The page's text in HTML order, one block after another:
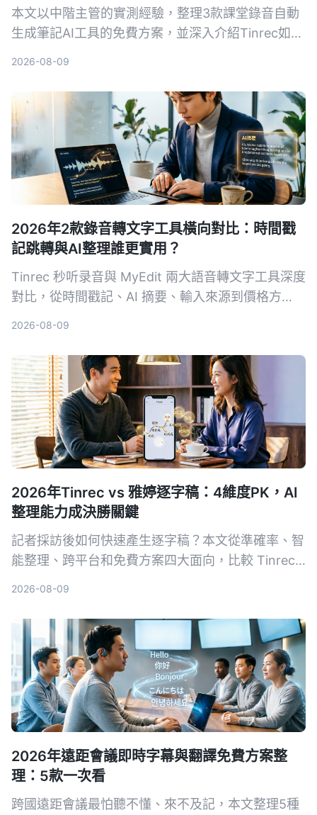
本文以中階主管的實測經驗，整理3款課堂錄音自動
生成筆記AI工具的免費方案，並深入介紹Tinrec如何
2026-08-09
2026年2款錄音轉文字工具橫向對比：時間戳
記跳轉與AI整理誰更實用？
Tinrec 秒听录音與 MyEdit 兩大語音轉文字工具深度
對比，從時間戳記、AI 摘要、輸入來源到價格方
2026-08-09
2026年Tinrec vs 雅婷逐字稿：4維度PK，AI
整理能力成決勝關鍵
記者採訪後如何快速產生逐字稿？本文從準確率、智
能整理、跨平台和免費方案四大面向，比較 Tinrec
2026-08-09
2026年遠距會議即時字幕與翻譯免費方案整
理：5款一次看
跨國遠距會議最怕聽不懂、來不及記，本文整理5種